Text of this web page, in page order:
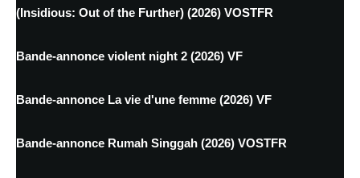
(Insidious: Out of the Further) (2026) VOSTFR
Bande-annonce violent night 2 (2026) VF
Bande-annonce La vie d'une femme (2026) VF
Bande-annonce Rumah Singgah (2026) VOSTFR